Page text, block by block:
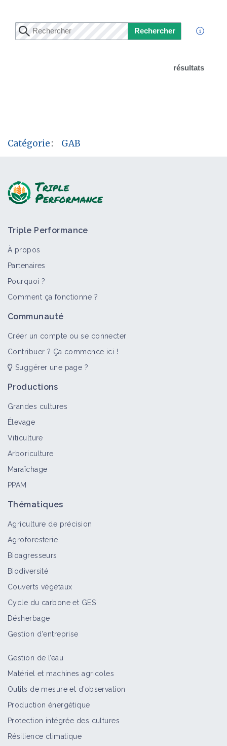
Rechercher
résultats
Catégorie: GAB
Triple Performance
À propos
Partenaires
Pourquoi ?
Comment ça fonctionne ?
Communauté
Créer un compte ou se connecter
Contribuer ? Ça commence ici !
Suggérer une page ?
Productions
Grandes cultures
Élevage
Viticulture
Arboriculture
Maraîchage
PPAM
Thématiques
Agriculture de précision
Agroforesterie
Bioagresseurs
Biodiversité
Couverts végétaux
Cycle du carbone et GES
Désherbage
Gestion d'entreprise
Gestion de l’eau
Matériel et machines agricoles
Outils de mesure et d’observation
Production énergétique
Protection intégrée des cultures
Résilience climatique